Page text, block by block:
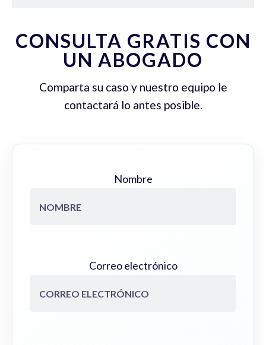
CONSULTA GRATIS CON
UN ABOGADO
Comparta su caso y nuestro equipo le
contactará lo antes posible.
Nombre
Correo electrónico